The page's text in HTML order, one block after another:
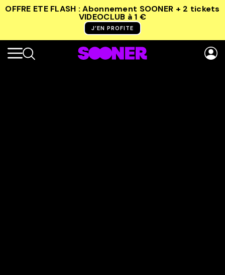
OFFRE ETE FLASH : Abonnement SOONER + 2 tickets
VIDEOCLUB à 1 €
J’EN PROFITE